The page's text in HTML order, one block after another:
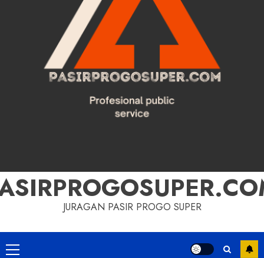
JURAGAN PASIR PROGO SUPER
Primary